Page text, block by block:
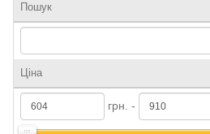
Пошук
Ціна
грн. -